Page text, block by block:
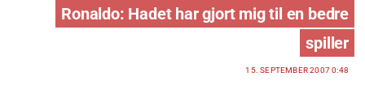
Ronaldo: Hadet har gjort mig til en bedre
spiller
15. SEPTEMBER 2007 0:48